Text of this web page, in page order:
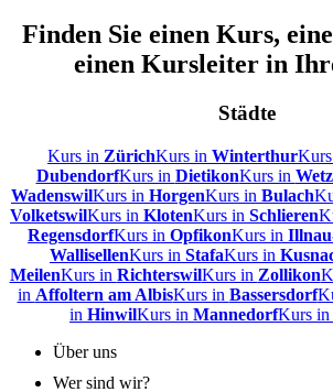
Finden Sie einen Kurs,
einen Kursleiter in
Städte
Kurs in ZürichKurs in Winterthur
DubendorfKurs in DietikonKurs in
WadenswilKurs in HorgenKurs in Bulach
VolketswilKurs in KlotenKurs in Schlieren
RegensdorfKurs in OpfikonKurs in
WallisellenKurs in StafaKurs in
MeilenKurs in RichterswilKurs in Zollikon
in Affoltern am AlbisKurs in Bassersdorf
in HinwilKurs in MannedorfKurs in
Über uns
Wer sind wir?